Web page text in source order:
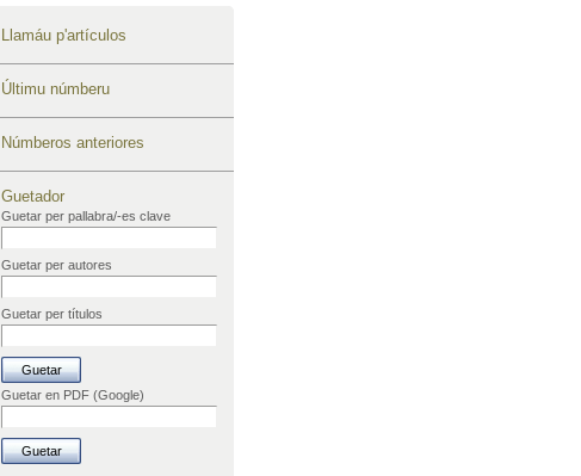
Llamáu p'artículos
Últimu númberu
Númberos anteriores
Guetador
Guetar per pallabra/-es clave
Guetar per autores
Guetar per títulos
Guetar en PDF (Google)